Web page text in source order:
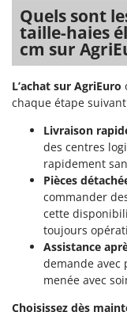
P
Palazzetti
Palumbo Pavi
Partisani
Paterlini
Philips
Pramac
Prismafood
R.G.V.
Rato
Reber
Quels sont
taille-haies
cm sur
L’achat sur AgriEuro
chaque étape
Livraison
des centres
rapidement
Pièces
commander
cette
toujours
Assistance
demande avec
menée avec
Choisissez dès